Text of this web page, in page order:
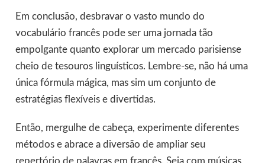
Em conclusão, desbravar o vasto mundo do
vocabulário francês pode ser uma jornada tão
empolgante quanto explorar um mercado parisiense
cheio de tesouros linguísticos. Lembre-se, não há uma
única fórmula mágica, mas sim um conjunto de
estratégias flexíveis e divertidas.
Então, mergulhe de cabeça, experimente diferentes
métodos e abrace a diversão de ampliar seu
repertório de palavras em francês. Seja com músicas